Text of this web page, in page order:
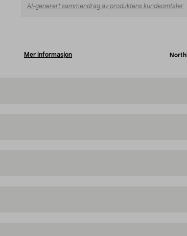
AI-generert sammendrag av produktens kundeomtaler
Mer informasjon